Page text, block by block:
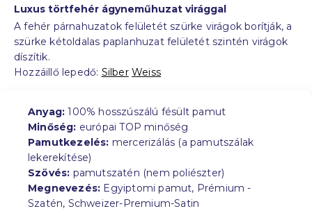
Luxus törtfehér ágyneműhuzat virággal
A fehér párnahuzatok felületét szürke virágok borítják, a
szürke kétoldalas paplanhuzat felületét szintén virágok
díszítik.
Hozzáillő lepedő: Silber Weiss
Anyag: 100% hosszúszálú fésült pamut
Minőség: európai TOP minőség
Pamutkezelés: mercerizálás (a pamutszálak
lekerekítése)
Szövés: pamutszatén (nem poliészter)
Megnevezés: Egyiptomi pamut, Prémium -
Szatén, Schweizer-Premium-Satin